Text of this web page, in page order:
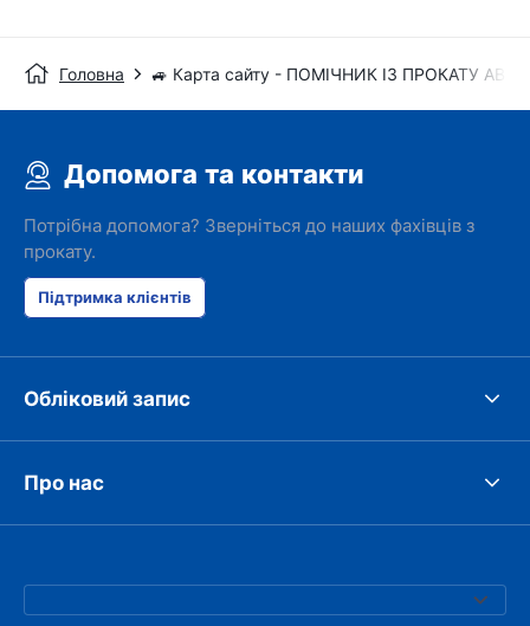
Головна 🚙 Карта сайту - ПОМІЧНИК ІЗ ПРОКАТУ
Допомога та контакти
Потрібна допомога? Зверніться до наших фахівців з
прокату.
Підтримка клієнтів
Обліковий запис
Про нас